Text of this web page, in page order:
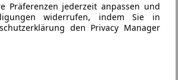
& Verbrauch: WLTP
Präferenzen jederzeit anpassen und
widerrufen, indem Sie in
den Privacy Manager